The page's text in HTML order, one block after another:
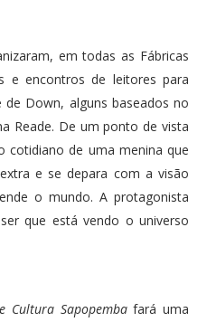
em todas as Fábricas
e encontros de leitores para
Down, alguns baseados no
Reade. De um ponto de vista
cotidiano de uma menina que
e se depara com a visão
o mundo. A protagonista
que está vendo o universo
Cultura Sapopembafará uma